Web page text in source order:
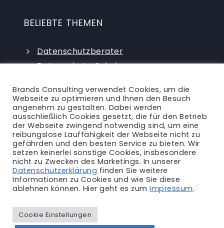
BELIEBTE THEMEN
Datenschutzberater
Datenschutz-Schulungen
externer Datenschutzbeauftragter
Ansprechpartner| Blog| Karriere|
Impressum|Datenschutzerklärung|AGB
Brands Consulting verwendet Cookies, um die
Webseite zu optimieren und Ihnen den Besuch
angenehm zu gestalten. Dabei werden
ausschließlich Cookies gesetzt, die für den Betrieb
der Webseite zwingend notwendig sind, um eine
reibungslose Lauffähigkeit der Webseite nicht zu
gefährden und den besten Service zu bieten. Wir
setzen keinerlei sonstige Cookies, insbesondere
nicht zu Zwecken des Marketings. In unserer
Datenschutzerklärung finden Sie weitere
Informationen zu Cookies und wie Sie diese
ablehnen können. Hier geht es zumImpressum.
Cookie Einstellungen